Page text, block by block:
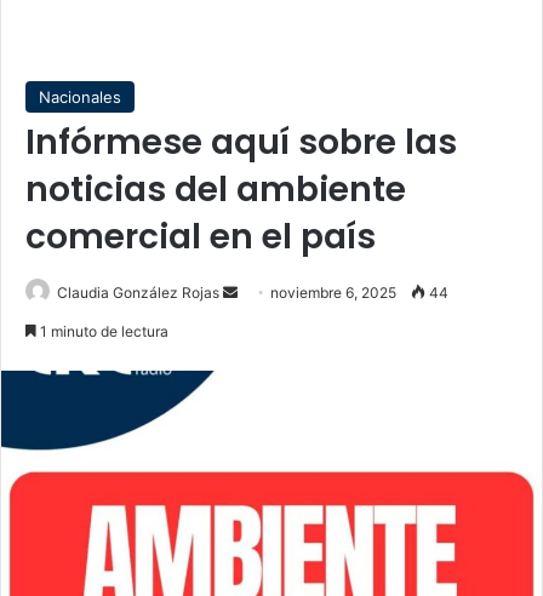
Nacionales
Infórmese aquí sobre las
noticias del ambiente
comercial en el país
Claudia González Rojas
Send noviembre 6, 2025 44
1 minuto de lectura